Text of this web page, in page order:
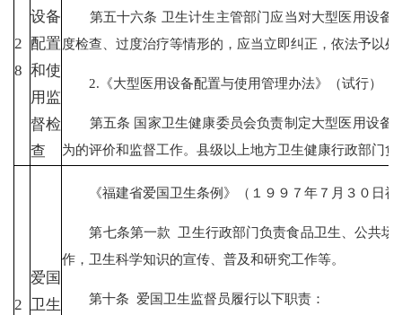
2
8
设备
配置
和使
用监
督检
查
第五十六条 卫生计生主管部门应当对大型医用设备
度检查、过度治疗等情形的，应当立即纠正，依法予以
2.《大型医用设备配置与使用管理办
第五条 国家卫生健康委员会负责制定大型医用设备
为的评价和监督工作。县级以上地方卫生健康行政部门
2
爱国
卫生
《福建省爱国卫生条例》（１９９７年７月３０日福
第七条第一款 卫生行政部门负责食品卫生、公共场
作，卫生科学知识的宣传、普及和研究工作等。
第十条 爱国卫生监督员履行以下职责：